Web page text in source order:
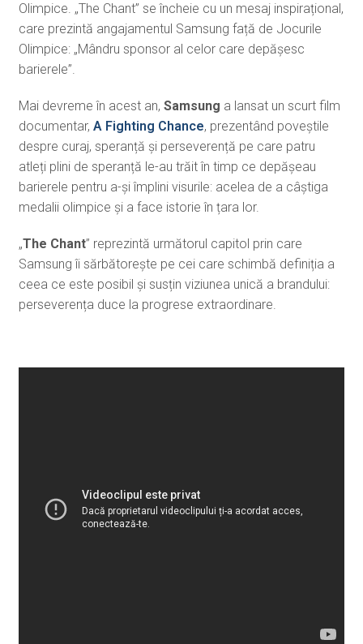
Olimpice. „The Chant” se încheie cu un mesaj inspirațional,
care prezintă angajamentul Samsung față de Jocurile
Olimpice: „Mândru sponsor al celor care depășesc
barierele”.
Mai devreme în acest an, Samsung a lansat un scurt film
documentar, A Fighting Chance, prezentând poveștile
despre curaj, speranță și perseverență pe care patru
atleți plini de speranță le-au trăit în timp ce depășeau
barierele pentru a-și împlini visurile: acelea de a câștiga
medalii olimpice și a face istorie în țara lor.
„The Chant” reprezintă următorul capitol prin care
Samsung îi sărbătorește pe cei care schimbă definiția a
ceea ce este posibil și susțin viziunea unică a brandului:
perseverența duce la progrese extraordinare.